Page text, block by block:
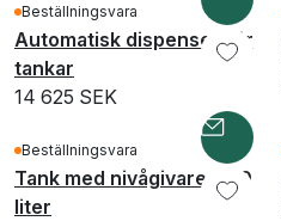
Beställningsvara
Automatisk dispenser för
tankar
14 625 SEK
Beställningsvara
Tank med nivågivare, 100
liter